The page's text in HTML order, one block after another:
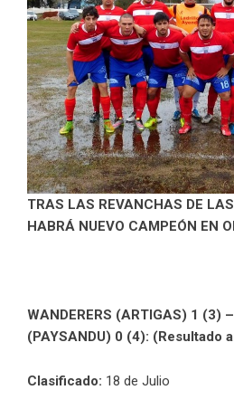
TRAS LAS REVANCHAS DE
HABRÁ NUEVO CAMPEÓN EN
WANDERERS (ARTIGAS) 1 (3)
(PAYSANDU) 0 (4): (Resultado
Clasificado: 18 de Julio